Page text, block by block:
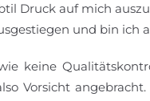
Druck auf mich
und bin ich
keine
Vorsicht